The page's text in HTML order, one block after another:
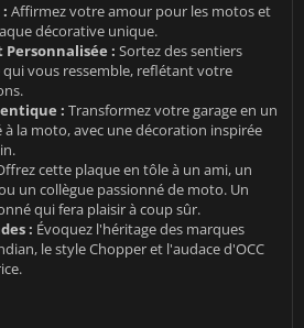
Affirmez votre amour pour les motos et
décorative unique.
: Sortez des sentiers
qui vous ressemble, reflétant votre
: Transformez votre garage en un
la moto, avec une décoration inspirée
cette plaque en tôle à un ami, un
un collègue passionné de moto. Un
qui fera plaisir à coup sûr.
: Évoquez l'héritage des marques
le style Chopper et l'audace d'OCC